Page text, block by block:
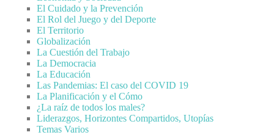
El Cuidado y la Prevención
El Rol del Juego y del Deporte
El Territorio
Globalización
La Cuestión del Trabajo
La Democracia
La Educación
Las Pandemias: El caso del COVID 19
La Planificación y el Cómo
¿La raíz de todos los males?
Liderazgos, Horizontes Compartidos, Utopías
Temas Varios